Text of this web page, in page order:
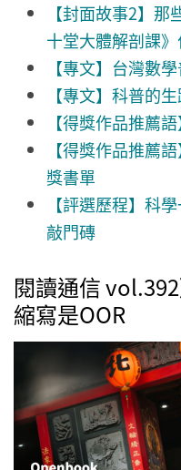
【封面故事2】
十堂大體解剖課
【專文】台灣數
【專文】科普的
【得獎作品推薦
【得獎作品推薦
獎書單
【評選歷程】科
敲門磚
閱讀通信
縮寫是OOR